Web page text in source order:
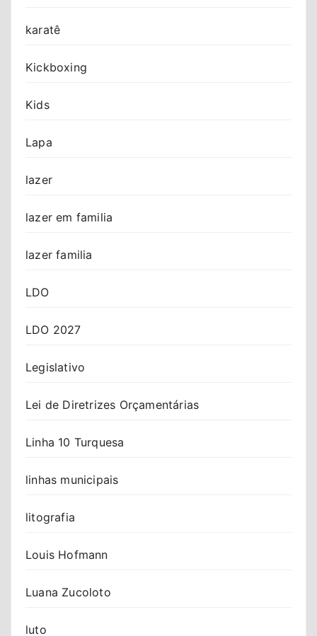
karatê
Kickboxing
Kids
Lapa
lazer
lazer em familia
lazer familia
LDO
LDO 2027
Legislativo
Lei de Diretrizes Orçamentárias
Linha 10 Turquesa
linhas municipais
litografia
Louis Hofmann
Luana Zucoloto
luto